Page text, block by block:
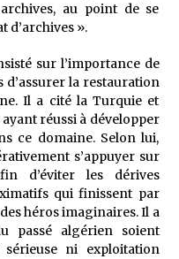
au point de se
d’archives ».
sur l’importance de
d’assurer la restauration
Il a cité la Turquie et
réussi à développer
ce domaine. Selon lui,
s’appuyer sur
d’éviter les dérives
qui finissent par
héros imaginaires. Il a
passé algérien soient
ni exploitation